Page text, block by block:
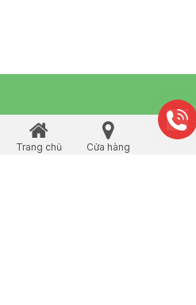
Trang chủ
Cửa hàng
Thông tin liên hệ